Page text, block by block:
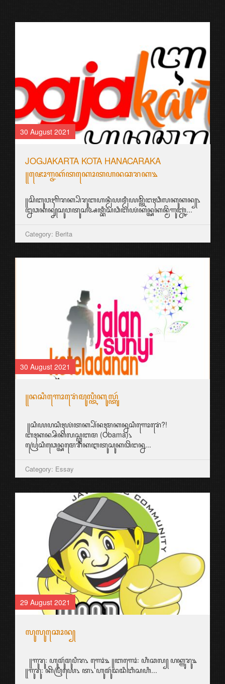
30 August 2021
JOGJAKARTA KOTA HANACARAKA
꧋ꦗꦺꦴꦒ꧀ꦗꦏꦂꦠꦏꦺꦴꦠꦲꦤꦕꦫꦏ꧉
꧋ꦱꦼꦧꦸꦮꦃꦒꦼꦫꦏ꧀ꦥꦼꦫꦸꦧꦲꦤ꧀ꦝꦶꦪꦩ꧀ꦝꦶꦪꦩ꧀ꦠꦼꦔꦃꦣꦶꦭꦏꦸꦏꦤ꧀꧈
ꦊꦣꦏꦤ꧀ꦚꦱꦸꦮꦠꦸꦱꦄꦠ꧀ꦧꦶꦱꦣꦶꦧꦪꦁꦏꦤ꧀ꦄꦏꦤ꧀ꦩꦼꦁꦒꦸꦚ꧀ꦕꦁ...
Category: Berita
30 August 2021
꧋ꦤꦱꦶꦒꦺꦴꦫꦺꦁꦩꦸꦭ꧀ꦠꦶꦏꦸꦭ꧀ꦠꦸꦂ
꧋ꦱꦶꦪꦥꦱꦶꦃꦪꦁꦠꦏ꧀ꦥꦼꦂꦤꦃꦩꦏꦤ꧀ꦤꦱꦶꦒꦺꦴꦫꦺꦁ?!
ꦧꦃꦏꦤ꧀ꦱꦼꦏꦼꦭꦱ꧀ꦎꦧꦩ (Obama)꧈
ꦥꦿꦺꦱꦶꦣꦺꦤ꧀ꦄꦩꦺꦫꦶꦏꦆꦠꦸꦱꦸꦏꦣꦼꦔꦤ꧀ꦤ...
Category: Essay
29 August 2021
ꦭꦸꦭꦸꦕꦺꦴꦤ꧀
꧋ꦒꦸꦫꦸ꧇ ꦲꦸꦩꦸꦂꦩꦸꦥꦶꦫ꧈ ꦒꦺꦴꦁ꧉ ꧋ꦧꦒꦺꦴꦁ꧇ ꦲꦶꦕꦭ꧀ ꦥꦏ꧀ꦒꦸꦫꦸ꧉
꧋ꦒꦸꦫꦸ꧇ ꦏꦼꦥꦿꦶꦪꦺ꧈ ꦠ꧈ ꦲꦸꦩꦸꦂꦢꦢꦶꦧꦶꦱꦲꦶ...